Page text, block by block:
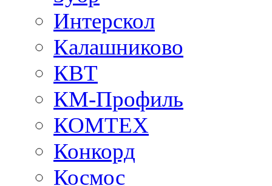
Интерскол
Калашниково
КВТ
КМ-Профиль
КОМТЕХ
Конкорд
Космос